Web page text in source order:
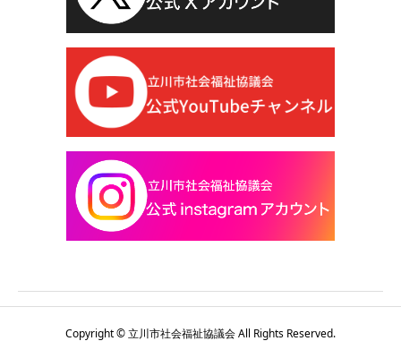
Copyright © 立川市社会福祉協議会 All Rights Reserved.